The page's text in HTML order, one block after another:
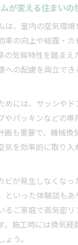
が変える住まいの
は、室内の空気環
率の向上や結露・カ
の気候特性を踏まえ
への配慮を両立で
めには、サッシや
やパッキンなどの専
画も重要で、機械換
気を効率的に取り入
ビが発生しなくな
といった体験談もあ
るご家庭で高気密
。施工時には換気経
う。